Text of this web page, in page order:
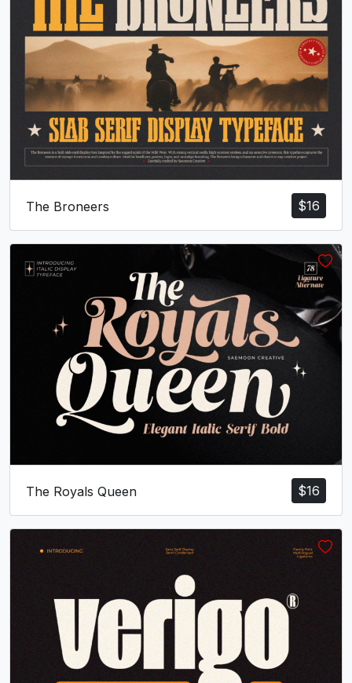
$16
The Broneers
$16
The Royals Queen